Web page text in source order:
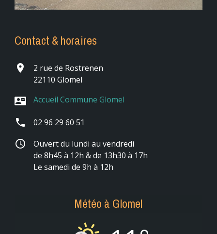
Contact & horaires
place
2 rue de Rostrenen
22110 Glomel
contact_mail Accueil Commune Glomel
phone 02 96 29 60 51
schedule
Ouvert du lundi au vendredi
de 8h45 à 12h & de 13h30 à 17h
Le samedi de 9h à 12h
Météo à Glomel